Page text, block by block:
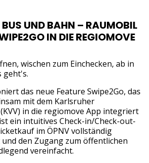
UND BAHN – RAUMOBIL
IN DIE REGIOMOVE
wischen zum Einchecken, ab in
geht's.
das neue Feature Swipe2Go, das
mit dem Karlsruher
in die regiomove App integriert
ein intuitives Check-in/Check-out-
im ÖPNV vollständig
den Zugang zum öffentlichen
vereinfacht.